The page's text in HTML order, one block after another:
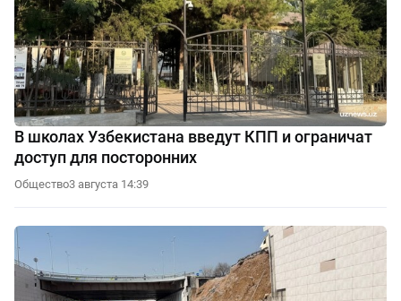
В школах Узбекистана введут КПП и ограничат
доступ для посторонних
Общество3 августа 14:39